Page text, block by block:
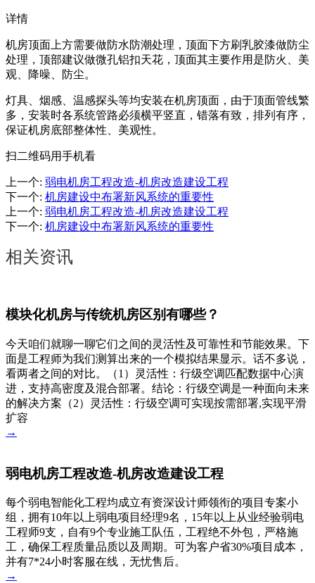
详情
机房顶面上方需要做防水防潮处理，顶面下方刷乳胶漆做防尘
处理，顶部建议做微孔铝扣天花，顶面其主要作用是防火、美
观、降噪、防尘。
灯具、烟感、温感探头等均安装在机房顶面，由于顶面管线繁
多，安装时各系统管路必须横平竖直，错落有致，排列有序，
保证机房底部整体性、美观性。
扫二维码用手机看
上一个: 弱电机房工程改造-机房改造建设工程
下一个: 机房建设中布署新风系统的重要性
上一个: 弱电机房工程改造-机房改造建设工程
下一个: 机房建设中布署新风系统的重要性
相关资讯
模块化机房与传统机房区别有哪些？
今天咱们就聊一聊它们之间的灵活性及可靠性和节能效果。下
面是工程师为我们测算出来的一个模拟结果显示。话不多说，
看两者之间的对比。（1）灵活性：行级空调匹配数据中心演
进，支持高密度及混合部署。结论：行级空调是一种面向未来
的解决方案（2）灵活性：行级空调可实现按需部署,实现平滑
扩容
→
弱电机房工程改造-机房改造建设工程
每个弱电智能化工程均成立有资深设计师领衔的项目专案小
组，拥有10年以上弱电项目经理9名，15年以上从业经验弱电
工程师9支，自有9个专业施工队伍，工程绝不外包，严格施
工，确保工程质量品质以及周期。可为客户省30%项目成本，
并有7*24小时客服在线，无忧售后。
→